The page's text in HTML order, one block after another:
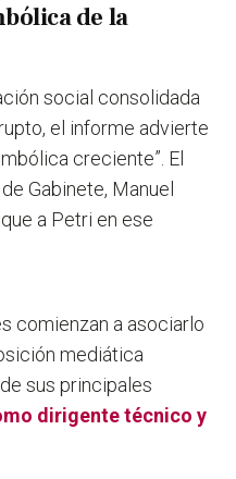
de la
social consolidada
, el informe advierte
creciente”. El
Gabinete, Manuel
a Petri en ese
comienzan a asociarlo
mediática
sus principales
dirigente técnico y